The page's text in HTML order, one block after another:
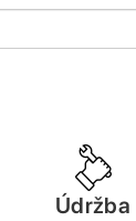
Údržba